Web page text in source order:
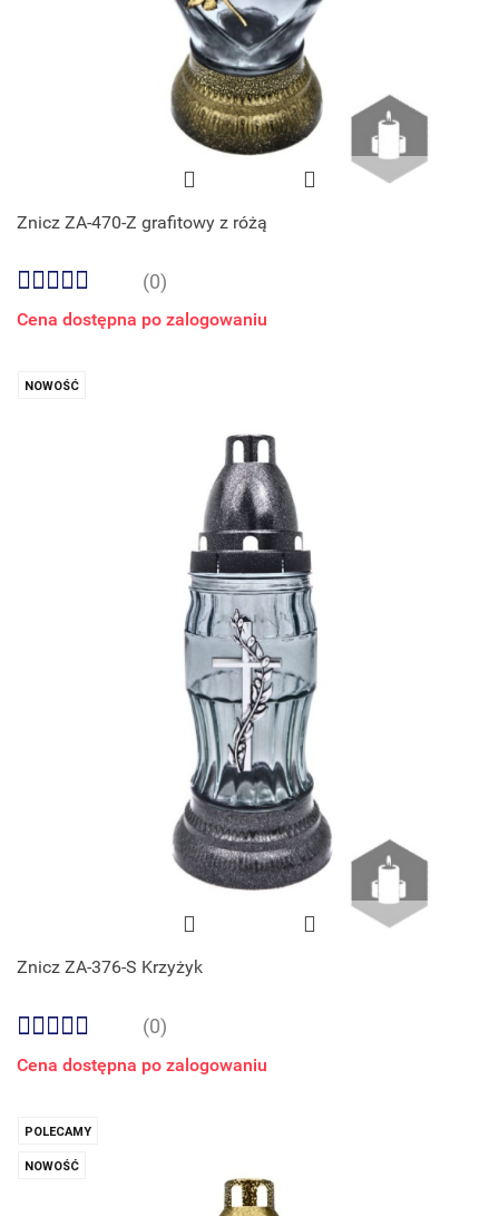
Znicz ZA-470-Z grafitowy z różą
(0)
Cena dostępna po zalogowaniu
NOWOŚĆ
Znicz ZA-376-S Krzyżyk
(0)
Cena dostępna po zalogowaniu
POLECAMY
NOWOŚĆ